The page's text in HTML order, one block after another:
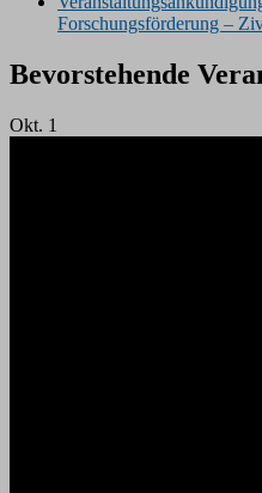
Forschungsförderung –
Bevorstehende
Okt. 1